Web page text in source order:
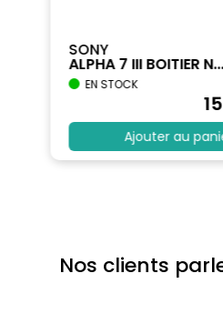
SONY
ALPHA 7 III BOITIER N...
EN STOCK
Ajouter au
Nos clients